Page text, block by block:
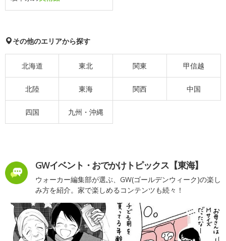
その他のエリアから探す
北海道 東北 関東 甲信越
北陸 東海 関西 中国
四国 九州・沖縄
GWイベント・おでかけトピックス【東海】
ウォーカー編集部が選ぶ、GW(ゴールデンウィーク)の楽し
み方を紹介。家で楽しめるコンテンツも続々！